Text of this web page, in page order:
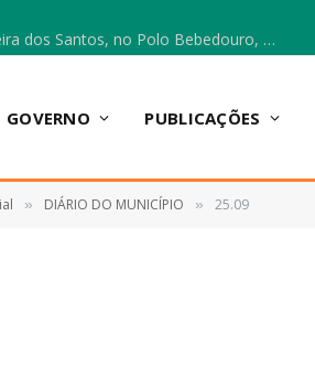
Escola Municipal Vicentina Vieira dos Santos, no Polo Bebedouro, recebeu materiais para a implantação do Cantinho da Leitura e da Sala Multidisciplinar.
GOVERNO PUBLICAÇÕES
» DIÁRIO DO MUNICÍPIO » 25.09